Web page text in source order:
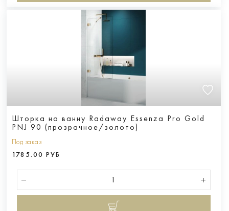
Шторка на ванну Radaway Essenza Pro Gold
PNJ 90 (прозрачное/золото)
Под заказ
1785.00 РУБ